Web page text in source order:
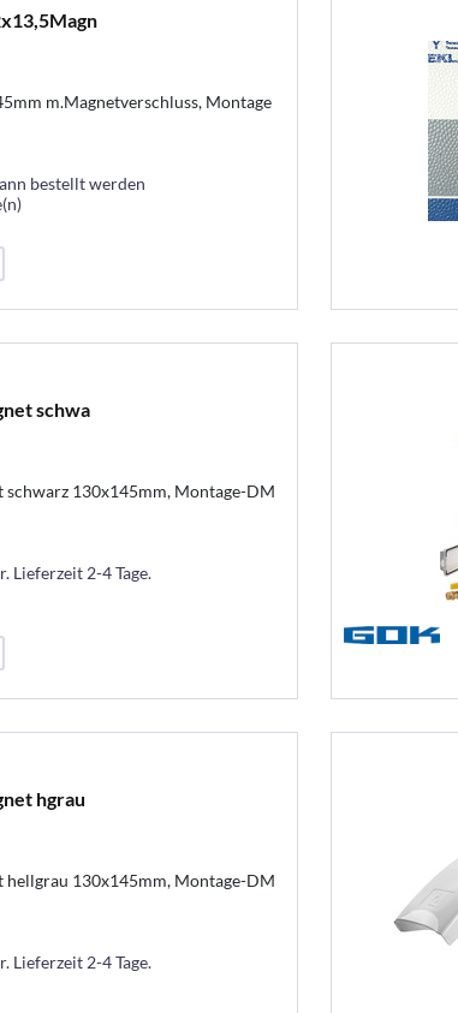
m.Magnetverschluss, Montage
bestellt werden
schwa
schwarz 130x145mm, Montage-DM
Lieferzeit 2-4 Tage.
hgrau
hellgrau 130x145mm, Montage-DM
Lieferzeit 2-4 Tage.